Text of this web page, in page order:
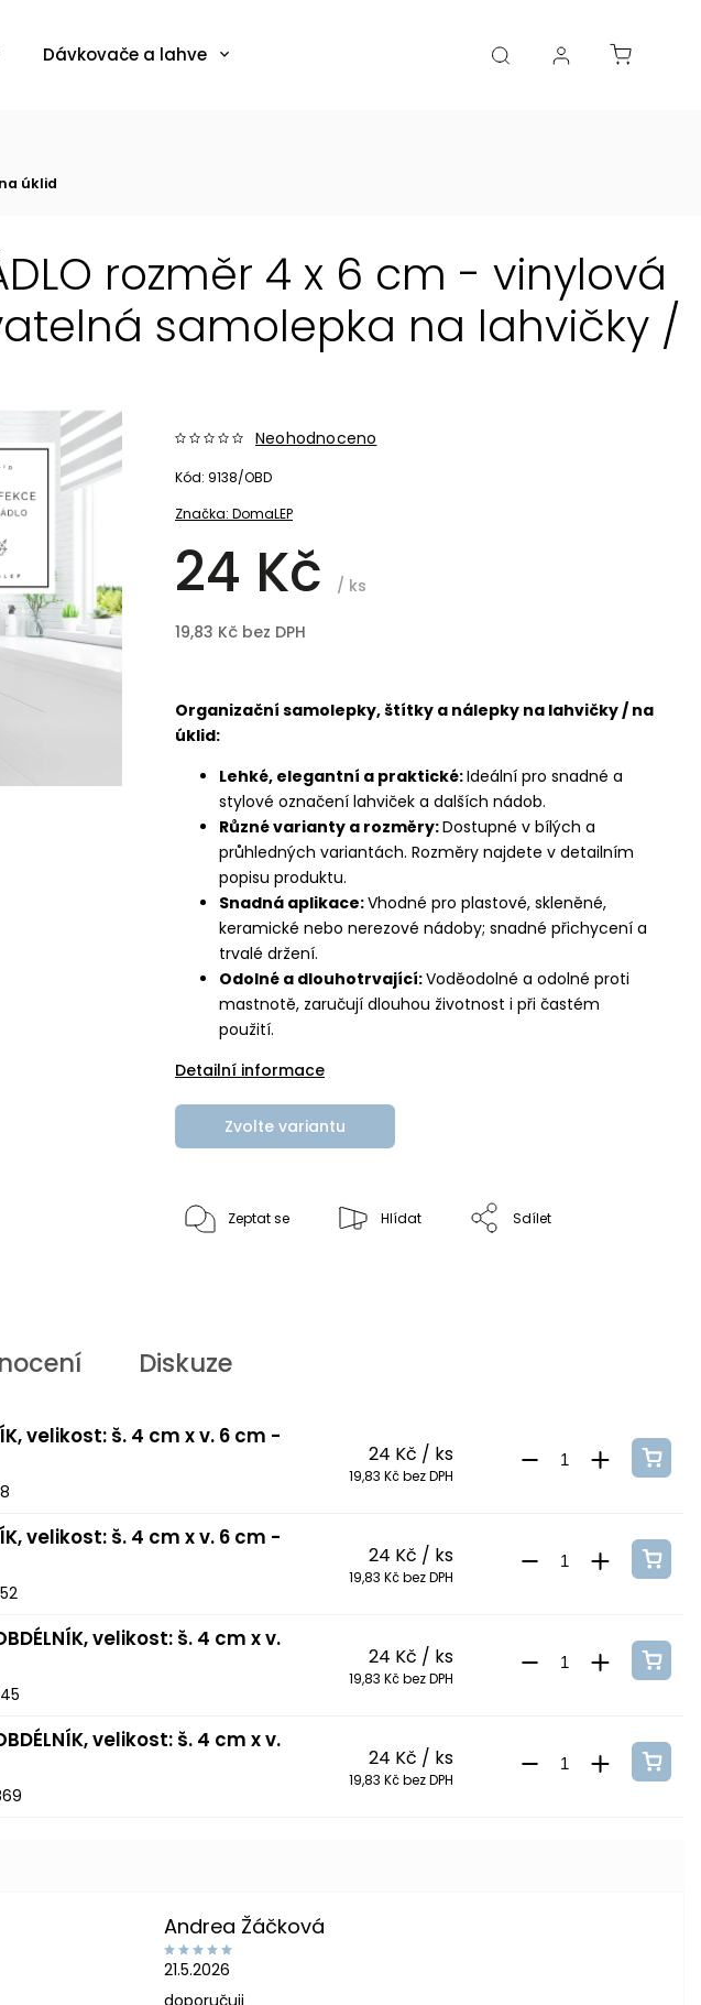
Dávkovače a lahve Boxy, dózy, kořenky, skleničky Akce
úklid
rozměr 4 x 6 cm - vinylová
samolepka na lahvičky /
Značka: DomaLEP
Neohodnoceno
24 Kč / ks
19,83 Kč bez DPH
Kód: 9138/OBD
Organizační samolepky, štítky a nálepky na lahvičky / na
úklid:
Lehké, elegantní a praktické:Ideální pro snadné a
stylové označení lahviček a dalších nádob.
Různé varianty a rozměry:Dostupné v bílých a
průhledných variantách. Rozměry najdete v detailním
popisu produktu.
Snadná aplikace:Vhodné pro plastové, skleněné,
keramické nebo nerezové nádoby; snadné přichycení a
trvalé držení.
Odolné a dlouhotrvající:Voděodolné a odolné proti
mastnotě, zaručují dlouhou životnost i při častém
použití.
Detailní informace
Zvolte variantu
Zeptat se Hlídat Sdílet
Diskuze
velikost: š. 4 cm x v. 6 cm -
24 Kč / ks
19,83 Kč bez DPH
velikost: š. 4 cm x v. 6 cm -
24 Kč / ks
19,83 Kč bez DPH
velikost: š. 4 cm x v.
24 Kč / ks
19,83 Kč bez DPH
velikost: š. 4 cm x v.
24 Kč / ks
19,83 Kč bez DPH
Andrea Žáčková
21.5.2026
doporučuji